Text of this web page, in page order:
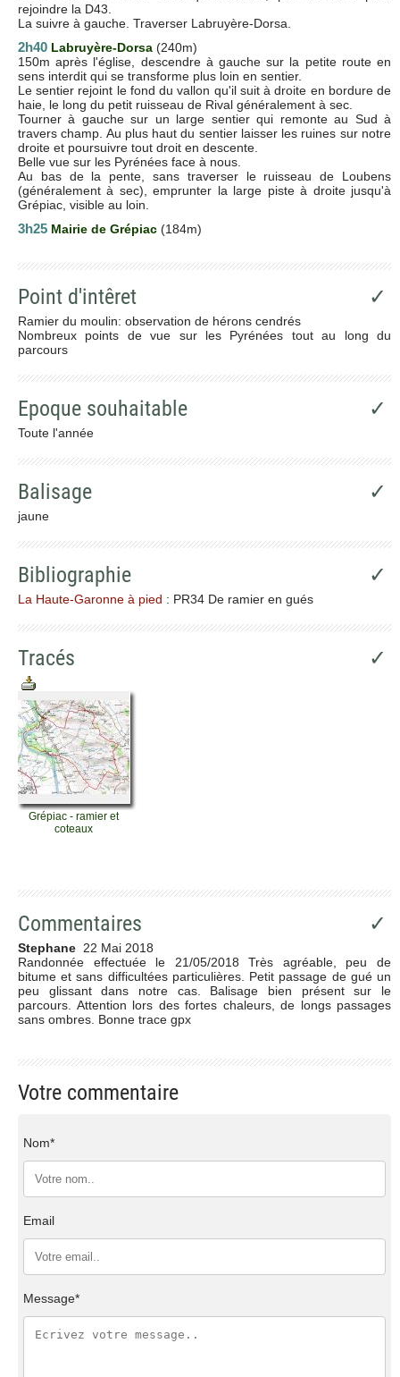
rejoindre la D43.
La suivre à gauche. Traverser Labruyère-Dorsa.
2h40 Labruyère-Dorsa (240m)
150m après l'église, descendre à gauche sur la petite route en
sens interdit qui se transforme plus loin en sentier.
Le sentier rejoint le fond du vallon qu'il suit à droite en bordure de
haie, le long du petit ruisseau de Rival généralement à sec.
Tourner à gauche sur un large sentier qui remonte au Sud à
travers champ. Au plus haut du sentier laisser les ruines sur notre
droite et poursuivre tout droit en descente.
Belle vue sur les Pyrénées face à nous.
Au bas de la pente, sans traverser le ruisseau de Loubens
(généralement à sec), emprunter la large piste à droite jusqu'à
Grépiac, visible au loin.
3h25 Mairie de Grépiac (184m)
Point d'intêret ✓
Ramier du moulin: observation de hérons cendrés
Nombreux points de vue sur les Pyrénées tout au long du
parcours
Epoque souhaitable ✓
Toute l'année
Balisage ✓
jaune
Bibliographie ✓
La Haute-Garonne à pied : PR34 De ramier en gués
Tracés ✓
Grépiac - ramier et
coteaux
Commentaires ✓
Stephane 22 Mai 2018
Randonnée effectuée le 21/05/2018 Très agréable, peu de
bitume et sans difficultées particulières. Petit passage de gué un
peu glissant dans notre cas. Balisage bien présent sur le
parcours. Attention lors des fortes chaleurs, de longs passages
sans ombres. Bonne trace gpx
Votre commentaire
Nom*
Email
Message*